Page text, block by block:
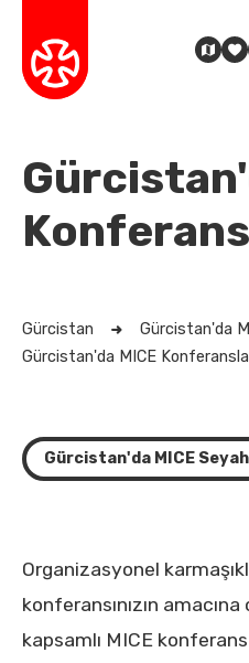
Gürcistan
Gürcistan'da
Gürcistan'da MICE
Gürcistan'da MICE
Organizasyonel
konferansınızın
kapsamlı MICE